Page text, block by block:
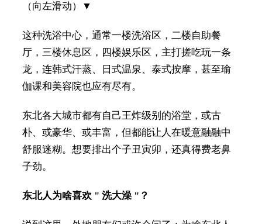
（向左滑动）▼
这种洗浴中心，通常一楼洗浴区，二楼自助餐
厅，三楼休息区，四楼娱乐区，主打搓吃玩一条
龙，连韩式汗蒸、日式温泉、泰式按摩，甚至瑜
伽课和美容院也应有尽有。
东北各大城市都有自己王炸级别的浴堂，或古
朴、或豪华、或丰富，但都能让人在暖意融融中
舒服迷糊。想要排出个子丑寅卯，还真得费老鼻
子劲。
东北人为啥喜欢 " 洗大澡 "？